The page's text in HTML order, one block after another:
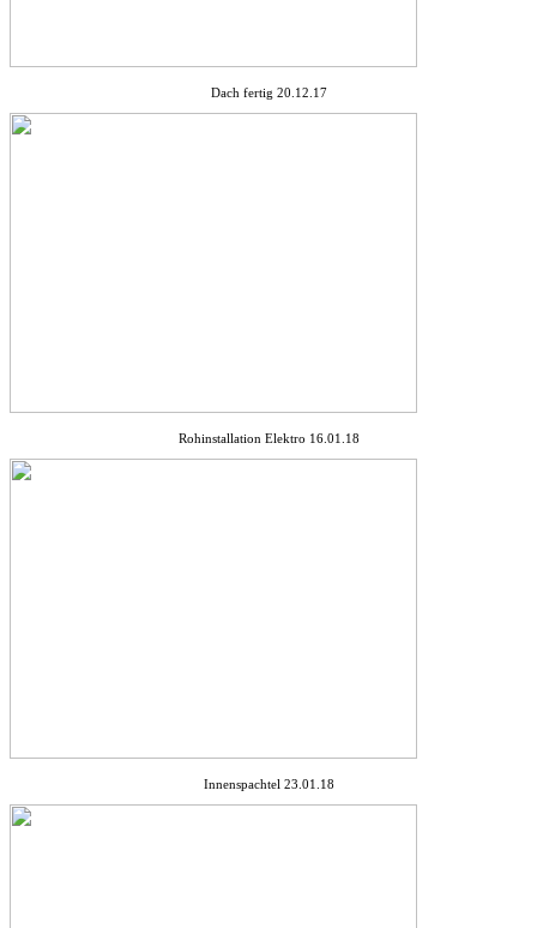
Dach fertig 20.12.17
Rohinstallation Elektro 16.01.18
Innenspachtel 23.01.18